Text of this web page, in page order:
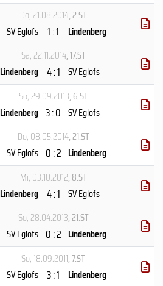
Do, 21.08.2014, 2.ST
SV Eglofs 1 : 1
Lindenberg
Sa, 22.11.2014, 17.ST
Lindenberg 4 : 1 SV Eglofs
So, 29.09.2013, 6.ST
Lindenberg 3 : 0 SV Eglofs
Do, 08.05.2014, 21.ST
SV Eglofs 0 : 2 Lindenberg
Mi, 03.10.2012, 8.ST
Lindenberg 4 : 1 SV Eglofs
So, 28.04.2013, 21.ST
SV Eglofs 0 : 2 Lindenberg
So, 18.09.2011, 7.ST
SV Eglofs 3 : 1 Lindenberg